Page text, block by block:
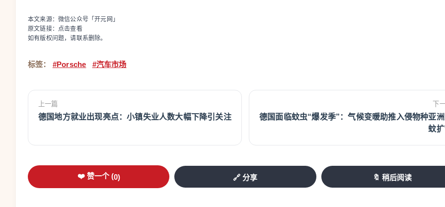
本文来源：微信公众号「开元网」
原文链接： 点击查看
如有版权问题，请联系删除。
标签： #Porsche #汽车市场
上一篇
德国地方就业出现亮点：小镇失业人数大幅下降引关注
下
德国面临蚊虫“爆发季”：气候变暖助推入侵物种亚
蚊
❤️ 赞一个 (0) 🔗 分享 🔖 稍后阅读